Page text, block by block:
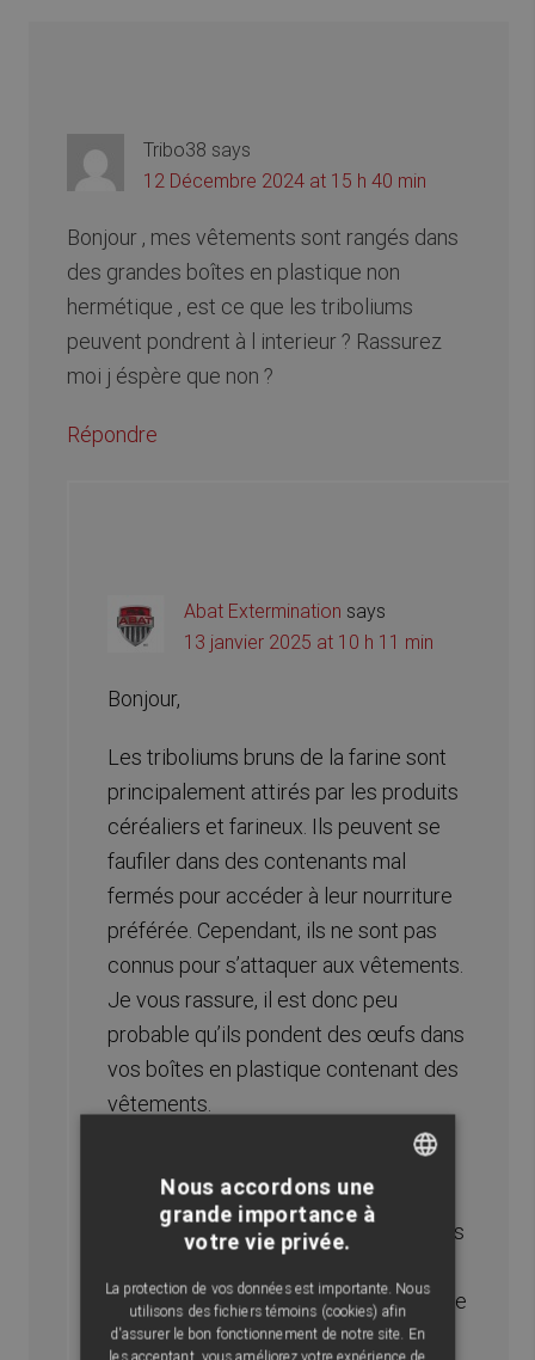
Tribo38 says
12 Décembre 2024 at 15 h 40 min
Bonjour , mes vêtements sont rangés dans
des grandes boîtes en plastique non
hermétique , est ce que les triboliums
peuvent pondrent à l interieur ? Rassurez
moi j éspère que non ?
Répondre
Abat Extermination says
13 janvier 2025 at 10 h 11 min
Bonjour,
Les triboliums bruns de la farine sont
principalement attirés par les produits
céréaliers et farineux. Ils peuvent se
faufiler dans des contenants mal
fermés pour accéder à leur nourriture
préférée. Cependant, ils ne sont pas
connus pour s’attaquer aux vêtements.
Je vous rassure, il est donc peu
probable qu’ils pondent des œufs dans
vos boîtes en plastique contenant des
vêtements.
Si vous voulez minimiser tout risque
d’infestation, je vous recommande de
stocker vos denrées alimentaires dans
nettoyer régulièrement les espaces de
stockage alimentaire.
FRENCH
Nous accordons une
grande importance à
votre vie privée.
La protection de vos données est importante. Nous
utilisons des fichiers témoins (cookies) afin
d'assurer le bon fonctionnement de notre site. En
les acceptant, vous améliorez votre expérience de